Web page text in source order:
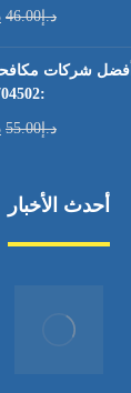
د.إ46.00
أفضل شركات
:0545704502
د.إ55.00
أحدث الأخبار